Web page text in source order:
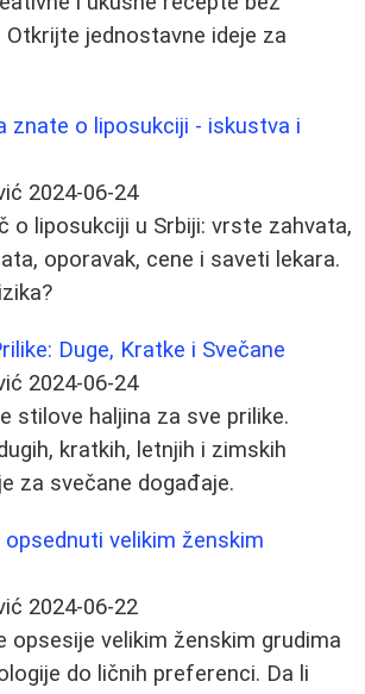
Otkrijte jednostavne ideje za
znate o liposukciji - iskustva i
2024-06-24
o liposukciji u Srbiji: vrste zahvata,
oporavak, cene i saveti lekara.
Duge, Kratke i Svečane
2024-06-24
stilove haljina za sve prilike.
kratkih, letnjih i zimskih
za svečane događaje.
velikim ženskim
2024-06-22
opsesije velikim ženskim grudima
do ličnih preferenci. Da li